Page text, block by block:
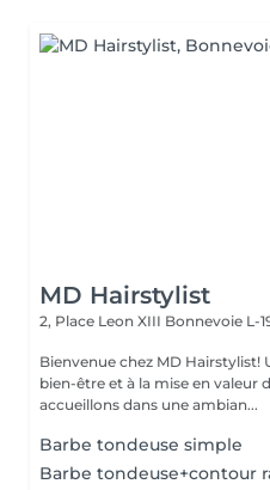
MD Hairstylist
2, Place Leon XIII Bonnevoie L-
Bienvenue chez MD Hairstylist!
bien-être et à la mise en valeur de votre
accueillons dans une ambian...
Barbe tondeuse simple
Barbe tondeuse+contour